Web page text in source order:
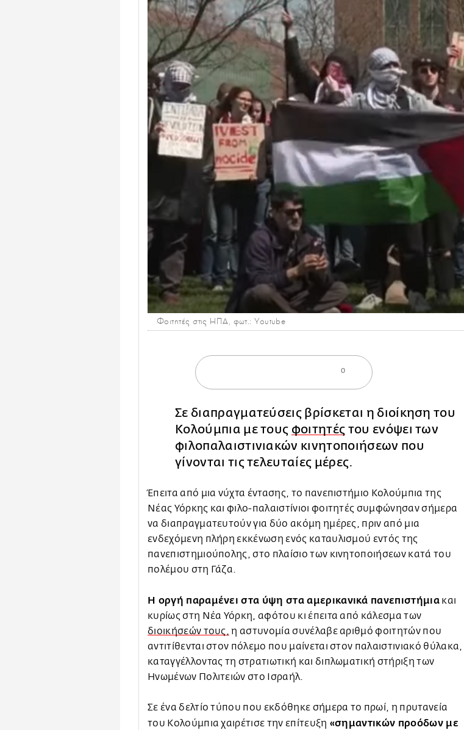
Φοιτητές στις ΗΠΑ, φωτ.: Youtube
0
Σε διαπραγματεύσεις βρίσκεται η διοίκηση του
Κολούμπια με τους φοιτητές του ενόψει των
φιλοπαλαιστινιακών κινητοποιήσεων που
γίνονται τις τελευταίες μέρες.
Έπειτα από μια νύχτα έντασης, το πανεπιστήμιο Κολούμπια της
Νέας Υόρκης και φιλο-παλαιστίνιοι φοιτητές συμφώνησαν σήμερα
να διαπραγματευτούν για δύο ακόμη ημέρες, πριν από μια
ενδεχόμενη πλήρη εκκένωση ενός καταυλισμού εντός της
πανεπιστημιούπολης, στο πλαίσιο των κινητοποιήσεων κατά του
πολέμου στη Γάζα.
Η οργή παραμένει στα ύψη στα αμερικανικά πανεπιστήμιακαι
κυρίως στη Νέα Υόρκη, αφότου κι έπειτα από κάλεσμα των
διοικήσεών τους, η αστυνομία συνέλαβε αριθμό φοιτητών που
αντιτίθενται στον πόλεμο που μαίνεται στον παλαιστινιακό θύλακα,
καταγγέλλοντας τη στρατιωτική και διπλωματική στήριξη των
Ηνωμένων Πολιτειών στο Ισραήλ.
Σε ένα δελτίο τύπου που εκδόθηκε σήμερα το πρωί, η πρυτανεία
του Κολούμπια χαιρέτισε την επίτευξη «σημαντικών προόδων με